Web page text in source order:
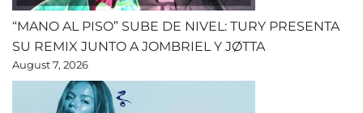
“MANO AL PISO” SUBE DE NIVEL: TURY PRESENTA
SU REMIX JUNTO A JOMBRIEL Y JØTTA
August 7, 2026